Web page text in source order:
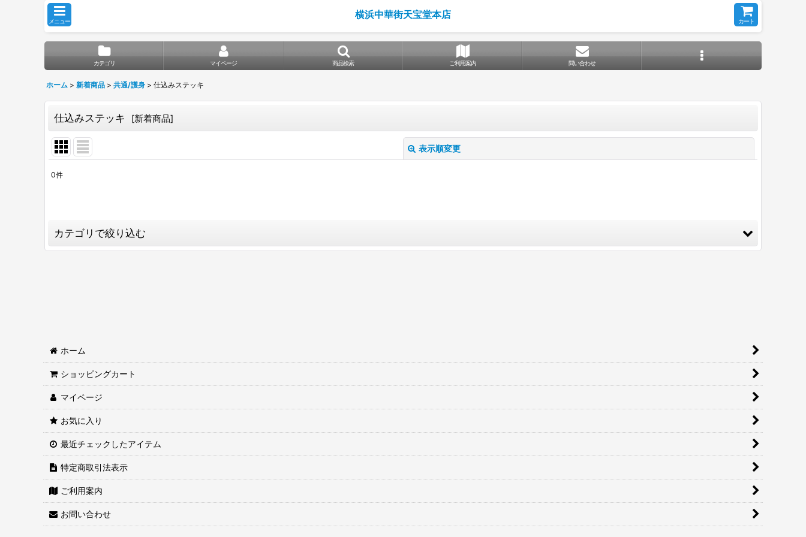
メニュー
横浜中華街天宝堂本店
カート
カテゴリ マイページ 商品検索 ご利用案内 問い合わせ
ホーム > 新着商品 > 共通/護身 > 仕込みステッキ
仕込みステッキ [新着商品]
表示順変更
絞り込む
0件
カテゴリで絞り込む
仕込みステッキ
ポリス/ミリタリー
スリングショット
防犯スプレー
その他
ホーム
ショッピングカート
マイページ
お気に入り
最近チェックしたアイテム
特定商取引法表示
ご利用案内
お問い合わせ